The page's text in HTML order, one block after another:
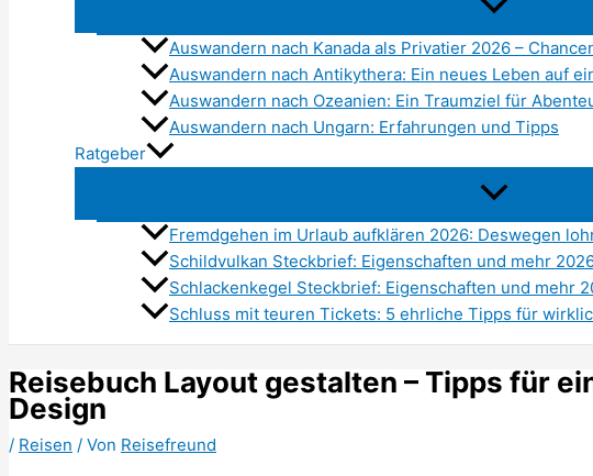
Auswandern nach Kanada als Privatier 2026 –
Auswandern nach Antikythera: Ein neues Leben auf
Auswandern nach Ozeanien: Ein Traumziel für
Auswandern nach Ungarn: Erfahrungen und Tipps
Ratgeber
Fremdgehen im Urlaub aufklären 2026: Deswegen
Schildvulkan Steckbrief: Eigenschaften und mehr
Schlackenkegel Steckbrief: Eigenschaften und mehr
Schluss mit teuren Tickets: 5 ehrliche Tipps für
Reisebuch Layout gestalten – Tipps für
Design
/ Reisen / Von Reisefreund